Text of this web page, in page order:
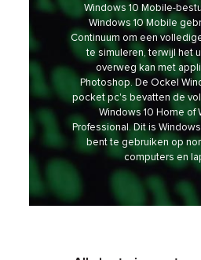
Windows 10 Mobile-
Windows 10 Mobile
Continuum om een
te simuleren, terwijl het
overweg kan met
Photoshop. De Ockel
pocket pc's bevatten de
Windows 10 Home of
Professional. Dit is
bent te gebruiken op
computers en